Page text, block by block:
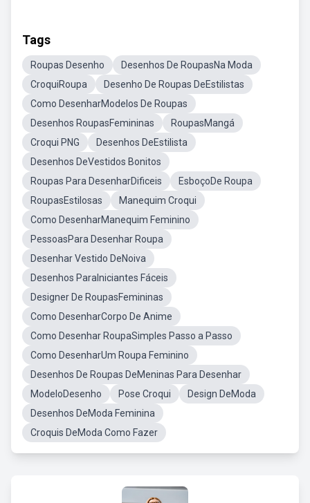
Tags
Roupas Desenho
Desenhos De RoupasNa Moda
CroquiRoupa
Desenho De Roupas DeEstilistas
Como DesenharModelos De Roupas
Desenhos RoupasFemininas
RoupasMangá
Croqui PNG
Desenhos DeEstilista
Desenhos DeVestidos Bonitos
Roupas Para DesenharDificeis
EsboçoDe Roupa
RoupasEstilosas
Manequim Croqui
Como DesenharManequim Feminino
PessoasPara Desenhar Roupa
Desenhar Vestido DeNoiva
Desenhos ParaIniciantes Fáceis
Designer De RoupasFemininas
Como DesenharCorpo De Anime
Como Desenhar RoupaSimples Passo a Passo
Como DesenharUm Roupa Feminino
Desenhos De Roupas DeMeninas Para Desenhar
ModeloDesenho
Pose Croqui
Design DeModa
Desenhos DeModa Feminina
Croquis DeModa Como Fazer